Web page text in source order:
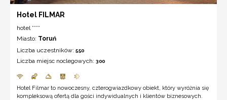
Hotel FILMAR
hotel ****
Miasto: Toruń
Liczba uczestników: 550
Liczba miejsc noclegowych: 300
Hotel Filmar to nowoczesny, czterogwiazdkowy obiekt, który wyróżnia się
kompleksową ofertą dla gości indywidualnych i klientów biznesowych.